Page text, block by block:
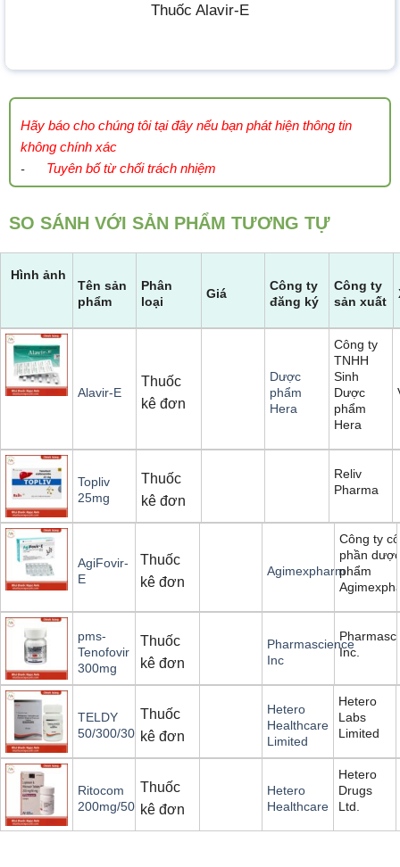
Thuốc Alavir-E
Hãy báo cho chúng tôi tại đây nếu bạn phát hiện thông tin
không chính xác
- Tuyên bố từ chối trách nhiệm
SO SÁNH VỚI SẢN PHẨM TƯƠNG TỰ
Hình ảnh
Tên sản
phẩm
Phân
loại
Giá
Công ty
đăng ký
Công ty
sản xuất
Alavir-E
Thuốc
kê đơn
Dược
phẩm
Hera
Công ty
TNHH
Sinh
Dược
phẩm
Hera
Topliv
25mg
Thuốc
kê đơn
Reliv
Pharma
AgiFovir-
E
Thuốc
kê đơn
Agimexpharm
Công ty cổ
phần dược
phẩm
pms-
Tenofovir
300mg
Thuốc
kê đơn
Pharmascience
Inc
Inc.
TELDY
50/300/300
Thuốc
kê đơn
Hetero
Healthcare
Limited
Hetero
Labs
Limited
Ritocom
200mg/50mg
Thuốc
kê đơn
Hetero
Healthcare
Hetero
Drugs
Ltd.